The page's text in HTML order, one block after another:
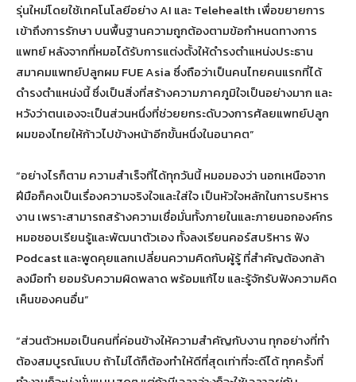
รุ่นใหม่โดยใช้เทคโนโลยีอย่าง AI และ Telehealth เพื่อขยายการ
เข้าถึงการรักษา บนพื้นฐานความถูกต้องตามข้อกำหนดทางการ
แพทย์ หลังจากที่หมอได้รับการแต่งตั้งให้ดำรงตำแหน่งประธาน
สมาคมแพทย์ปลูกผม FUE Asia ซึ่งถือว่าเป็นคนไทยคนแรกที่ได้
ดำรงตำแหน่งนี้ ซึ่งเป็นสิ่งที่สร้างความภาคภูมิใจเป็นอย่างมาก และ
หวังว่าตนเองจะเป็นส่วนหนึ่งที่ช่วยยกระดับวงการศัลยแพทย์ปลูก
ผมของไทยให้ก้าวไปข้างหน้าอีกขั้นหนึ่งในอนาคต”
“อย่างไรก็ตาม ความสำเร็จที่ได้ทุกวันนี้ หมอมองว่า นอกเหนือจาก
ฝีมือก็คงเป็นเรื่องความจริงใจและใส่ใจ เป็นหัวใจหลักในการบริหาร
งาน เพราะสามารถสร้างความเชื่อมั่นทั้งภายในและภายนอกองค์กร
หมอชอบเรียนรู้และพัฒนาตัวเอง ทั้งลงเรียนคอร์สบริหาร ฟัง
Podcast และพูดคุยแลกเปลี่ยนความคิดกับผู้รู้ ที่สำคัญต้องกล้า
ลงมือทำ ยอมรับความผิดพลาด พร้อมแก้ไข และรู้จักรับฟังความคิด
เห็นของคนอื่น”
“ส่วนตัวหมอเป็นคนที่ค่อนข้างให้ความสำคัญกับงาน ทุกอย่างที่ทำ
ต้องสมบูรณ์แบบ ถ้าไม่ได้ก็ต้องทำให้ดีที่สุดเท่าที่จะดีได้ ทุกครั้งที่